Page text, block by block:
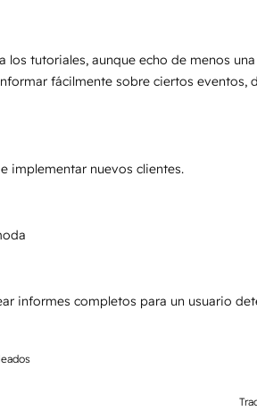
los tutoriales, aunque echo de menos
fácilmente sobre ciertos eventos,
implementar nuevos clientes.
informes completos para un usuario